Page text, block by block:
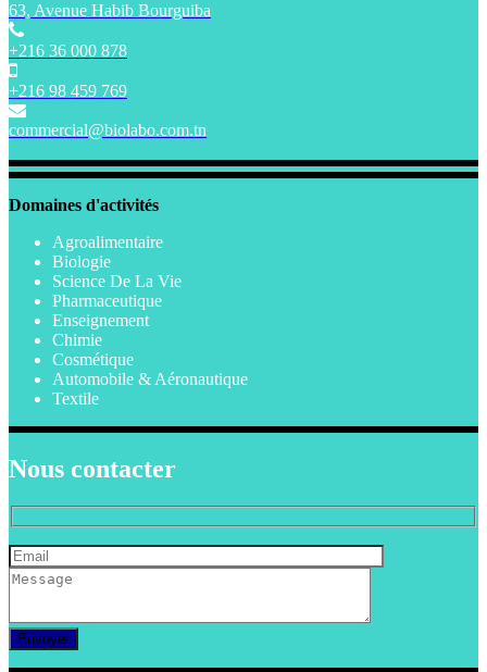
63, Avenue Habib Bourguiba
+216 36 000 878
+216 98 459 769
commercial@biolabo.com.tn
Domaines d'activités
Agroalimentaire
Biologie
Science De La Vie
Pharmaceutique
Enseignement
Chimie
Cosmétique
Automobile & Aéronautique
Textile
Nous contacter